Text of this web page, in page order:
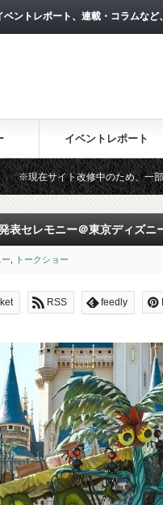
ントレポート、連載・コラムな
ントレポート、連載・コラムな
イベントレポート
ため、一部のコンテンツが表示さ
表セレモニー＠東京ディズニ
トークショー
RSS feedly